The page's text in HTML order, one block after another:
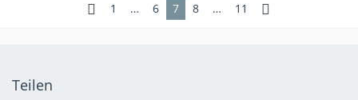
1 … 6 7 8 … 11
Teilen